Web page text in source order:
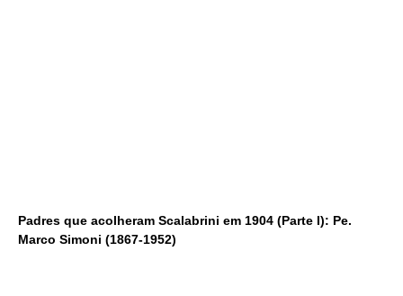
Padres que acolheram Scalabrini em 1904 (Parte I): Pe.
Marco Simoni (1867-1952)